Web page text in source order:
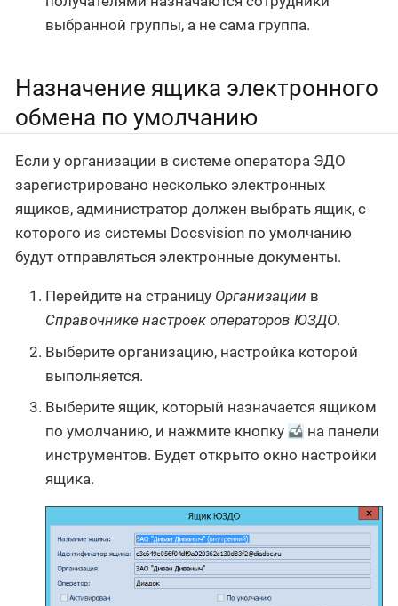
выбранной группы, а не сама группа.
Назначение ящика электронного
обмена по умолчанию
Если у организации в системе оператора ЭДО
зарегистрировано несколько электронных
ящиков, администратор должен выбрать ящик, с
которого из системы Docsvision по умолчанию
будут отправляться электронные документы.
Перейдите на страницу Организации в
Справочнике настроек операторов ЮЗДО.
Выберите организацию, настройка которой
выполняется.
Выберите ящик, который назначается ящиком
по умолчанию, и нажмите кнопку
на панели
инструментов. Будет открыто окно настройки
ящика.